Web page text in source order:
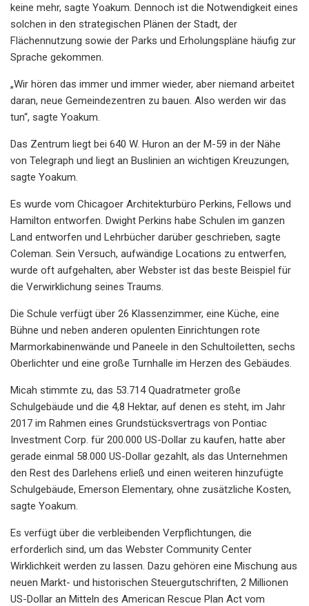
keine mehr, sagte Yoakum. Dennoch ist die Notwendigkeit eines
solchen in den strategischen Plänen der Stadt, der
Flächennutzung sowie der Parks und Erholungspläne häufig zur
Sprache gekommen.
„Wir hören das immer und immer wieder, aber niemand arbeitet
daran, neue Gemeindezentren zu bauen. Also werden wir das
tun“, sagte Yoakum.
Das Zentrum liegt bei 640 W. Huron an der M-59 in der Nähe
von Telegraph und liegt an Buslinien an wichtigen Kreuzungen,
sagte Yoakum.
Es wurde vom Chicagoer Architekturbüro Perkins, Fellows und
Hamilton entworfen. Dwight Perkins habe Schulen im ganzen
Land entworfen und Lehrbücher darüber geschrieben, sagte
Coleman. Sein Versuch, aufwändige Locations zu entwerfen,
wurde oft aufgehalten, aber Webster ist das beste Beispiel für
die Verwirklichung seines Traums.
Die Schule verfügt über 26 Klassenzimmer, eine Küche, eine
Bühne und neben anderen opulenten Einrichtungen rote
Marmorkabinenwände und Paneele in den Schultoiletten, sechs
Oberlichter und eine große Turnhalle im Herzen des Gebäudes.
Micah stimmte zu, das 53.714 Quadratmeter große
Schulgebäude und die 4,8 Hektar, auf denen es steht, im Jahr
2017 im Rahmen eines Grundstücksvertrags von Pontiac
Investment Corp. für 200.000 US-Dollar zu kaufen, hatte aber
gerade einmal 58.000 US-Dollar gezahlt, als das Unternehmen
den Rest des Darlehens erließ und einen weiteren hinzufügte
Schulgebäude, Emerson Elementary, ohne zusätzliche Kosten,
sagte Yoakum.
Es verfügt über die verbleibenden Verpflichtungen, die
erforderlich sind, um das Webster Community Center
Wirklichkeit werden zu lassen. Dazu gehören eine Mischung aus
neuen Markt- und historischen Steuergutschriften, 2 Millionen
US-Dollar an Mitteln des American Rescue Plan Act vom